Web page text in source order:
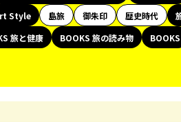
Style 島旅 御朱印 歴史時代
旅と健康 BOOKS 旅の読み物 BOOKS